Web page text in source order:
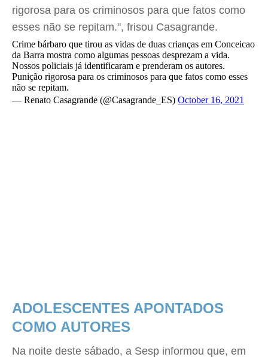
rigorosa para os criminosos para que fatos como
esses não se repitam.", frisou Casagrande.
Crime bárbaro que tirou as vidas de duas crianças em Conceicao
da Barra mostra como algumas pessoas desprezam a vida.
Nossos policiais já identificaram e prenderam os autores.
Punição rigorosa para os criminosos para que fatos como esses
não se repitam.
— Renato Casagrande (@Casagrande_ES) October 16, 2021
ADOLESCENTES APONTADOS
COMO AUTORES
Na noite deste sábado, a Sesp informou que, em